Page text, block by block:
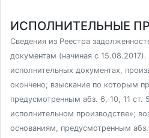
ИСПОЛНИТЕЛЬНЫЕ
Сведения из Реестра
документам (начиная с
исполнительных документах,
окончено; взыскание по которым
предусмотренным абз. 6, 10, 11 ст.
исполнительном производстве»;
основаниям, предусмотренным